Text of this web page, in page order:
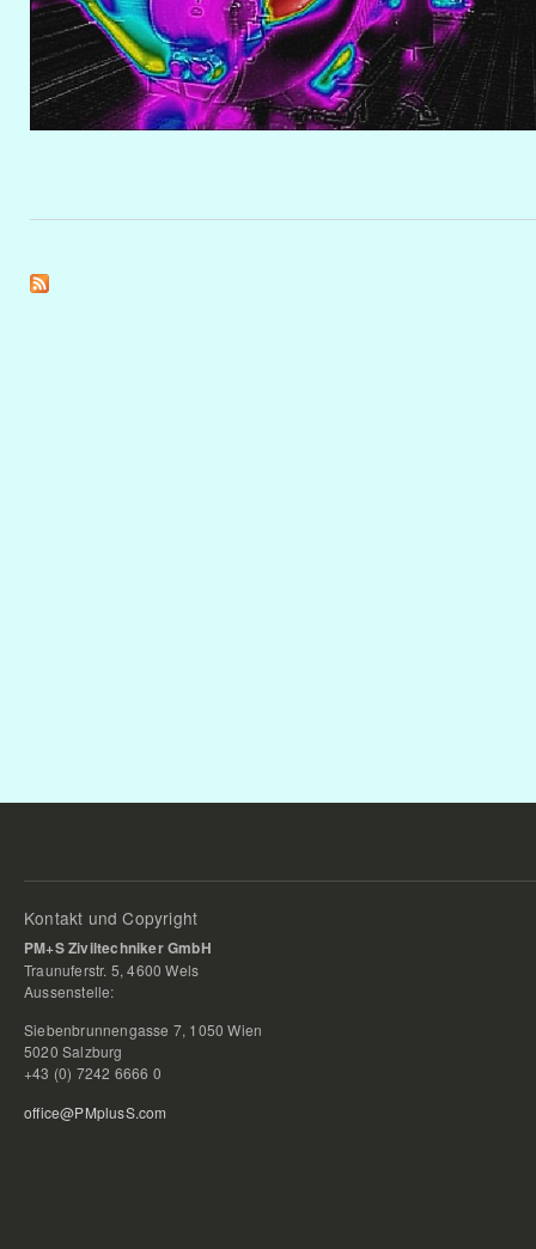
Kontakt und Copyright
PM+S Ziviltechniker GmbH
Traunuferstr. 5, 4600 Wels
Aussenstelle:
Siebenbrunnengasse 7, 1050 Wien
5020 Salzburg
+43 (0) 7242 6666 0
office@PMplusS.com